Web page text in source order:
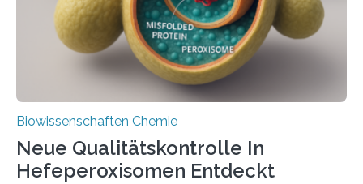
Biowissenschaften Chemie
Neue Qualitätskontrolle In
Hefeperoxisomen Entdeckt